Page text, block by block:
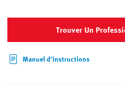
Trouver Un
Manuel d’instructions